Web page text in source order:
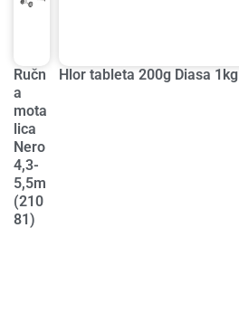
Ručn
a
mota
lica
Nero
4,3-
5,5m
(210
81)
Hlor tableta 200g Diasa 1kg